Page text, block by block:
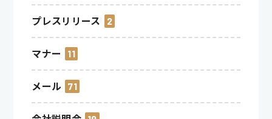
プレスリリース 2
マナー 11
メール 71